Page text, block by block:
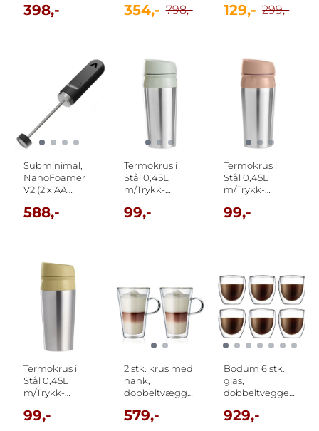
398,-
Bodum
354,- 798,- 129,- 299,-
Subminimal,
NanoFoamer
V2 (2 x AA
588,-
Termokrus i
Stål 0,45L
m/Trykk-
Grønn
99,-
Termokrus i
Stål 0,45L
m/Trykk-
Brun
99,-
Termokrus i
Stål 0,45L
m/Trykk-
Gul
99,-
2 stk. krus med
hank,
dobbeltvægget
579,-
Bodum 6 stk.
glas,
dobbeltvegget
929,-